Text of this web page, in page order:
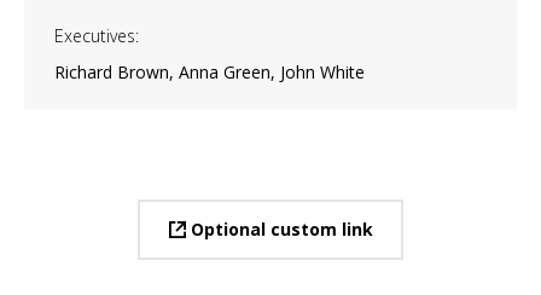
Executives:
Richard Brown, Anna Green, John White
Optional custom link